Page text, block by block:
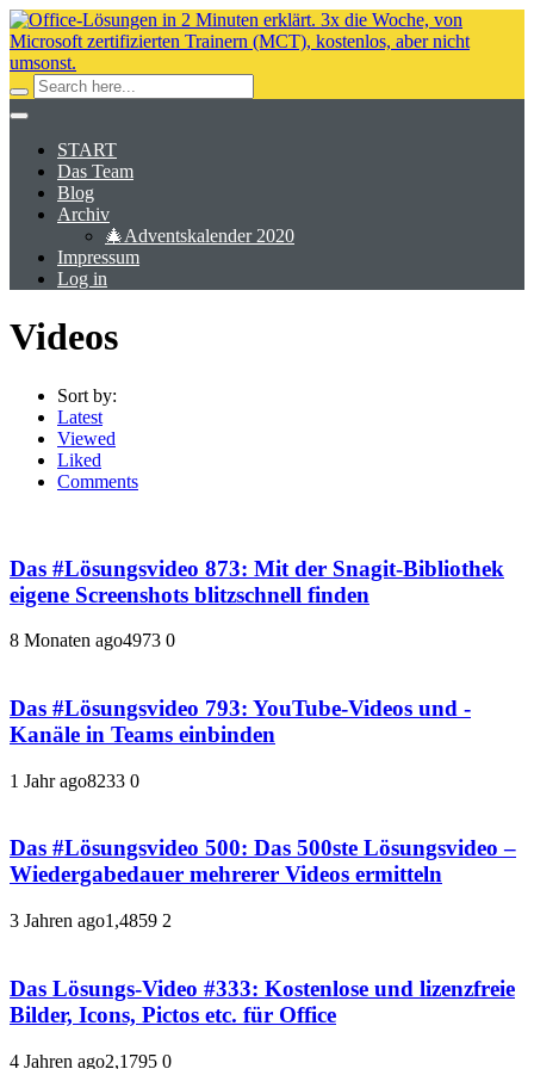
START
Das Team
Blog
Archiv
🎄Adventskalender 2020
Impressum
Log in
Videos
Sort by:
Latest
Viewed
Liked
Comments
Das #Lösungsvideo 873: Mit der Snagit-Bibliothek
eigene Screenshots blitzschnell finden
8 Monaten ago4973 0
Das #Lösungsvideo 793: YouTube-Videos und -
Kanäle in Teams einbinden
1 Jahr ago8233 0
Das #Lösungsvideo 500: Das 500ste Lösungsvideo –
Wiedergabedauer mehrerer Videos ermitteln
3 Jahren ago1,4859 2
Das Lösungs-Video #333: Kostenlose und lizenzfreie
Bilder, Icons, Pictos etc. für Office
4 Jahren ago2,1795 0